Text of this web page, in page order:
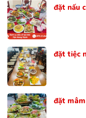
đặt nấu
đặt tiệc
đặt